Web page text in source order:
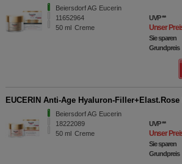
Beiersdorf AG Eucerin
11652964
50 ml Creme
UVP**
Unser
Sie sparen
Grundpreis
EUCERIN Anti-Age Hyaluron-Filler+Elast.Rose
Beiersdorf AG Eucerin
18222089
50 ml Creme
UVP**
Unser
Sie sparen
Grundpreis